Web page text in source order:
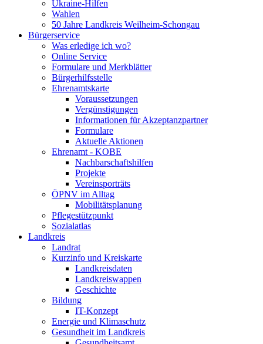
Ukraine-Hilfen
Wahlen
50 Jahre Landkreis Weilheim-Schongau
Bürgerservice
Was erledige ich wo?
Online Service
Formulare und Merkblätter
Bürgerhilfsstelle
Ehrenamtskarte
Voraussetzungen
Vergünstigungen
Informationen für Akzeptanzpartner
Formulare
Aktuelle Aktionen
Ehrenamt - KOBE
Nachbarschaftshilfen
Projekte
Vereinsporträts
ÖPNV im Alltag
Mobilitätsplanung
Pflegestützpunkt
Sozialatlas
Landkreis
Landrat
Kurzinfo und Kreiskarte
Landkreisdaten
Landkreiswappen
Geschichte
Bildung
IT-Konzept
Energie und Klimaschutz
Gesundheit im Landkreis